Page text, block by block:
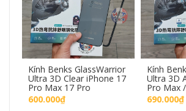
Kính Benks GlassWarrior
Ultra 3D Clear iPhone 17
Pro Max 17 Pro
600.000₫
Kính
Ultra 3D
Pro Max
690.000₫